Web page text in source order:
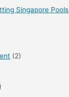
Singapore Pools
(2)